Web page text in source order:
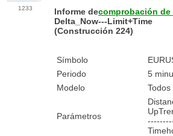
1233
Informe decomprobación de
Delta_Now---Limit+Time
(Construcción 224)
Símbolo
Periodo
5
Modelo
Parámetros